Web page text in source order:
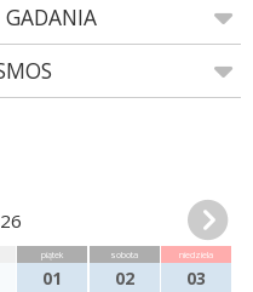
GADANIA
piątek
01
sobota
02
niedziela
03